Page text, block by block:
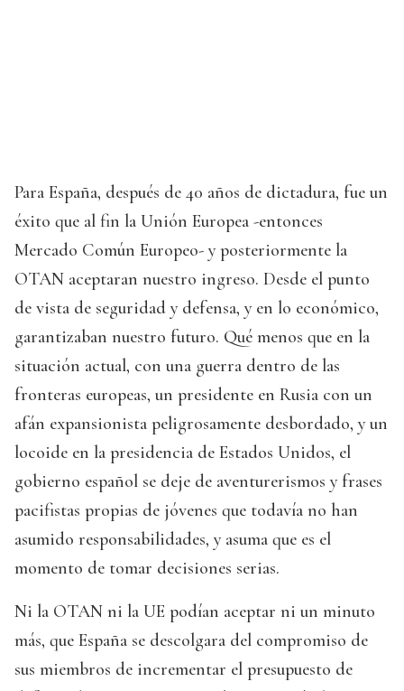
Para España, después de 40 años de dictadura, fue un
éxito que al fin la Unión Europea -entonces
Mercado Común Europeo- y posteriormente la
OTAN aceptaran nuestro ingreso. Desde el punto
de vista de seguridad y defensa, y en lo económico,
garantizaban nuestro futuro. Qué menos que en la
situación actual, con una guerra dentro de las
fronteras europeas, un presidente en Rusia con un
afán expansionista peligrosamente desbordado, y un
locoide en la presidencia de Estados Unidos, el
gobierno español se deje de aventurerismos y frases
pacifistas propias de jóvenes que todavía no han
asumido responsabilidades, y asuma que es el
momento de tomar decisiones serias.
Ni la OTAN ni la UE podían aceptar ni un minuto
más, que España se descolgara del compromiso de
sus miembros de incrementar el presupuesto de